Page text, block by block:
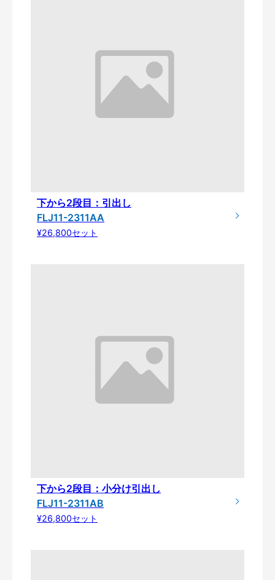
下から2段目：引出し
FLJ11-2311AA
¥26,800セット
下から2段目：小分け引出し
FLJ11-2311AB
¥26,800セット